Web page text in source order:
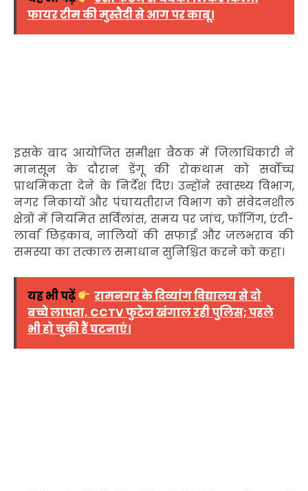
फायर टीम की मुस्तैदी से आग पर काबू।
इसके बाद आयोजित समीक्षा बैठक में जिलाधिकारी ने
मानसून के दौरान डेंगू की रोकथाम को सर्वोच्च
प्राथमिकता देने के निर्देश दिए। उन्होंने स्वास्थ्य विभाग,
नगर निकायों और पंचायतीराज विभाग को संवेदनशील
क्षेत्रों में नियमित सर्विलांस, समय पर जांच, फॉगिंग, एंटी-
लार्वा छिड़काव, नालियों की सफाई और जलभराव की
समस्या का तत्काल समाधान सुनिश्चित करने को कहा।
यह भी पढ़ें
रामनगर के दिव्यांग विद्यालय से दो
बच्चे लापता, CCTV फुटेज खंगाल रही पुलिस; पहले
भी हो चुकी हैं घटनाएं।